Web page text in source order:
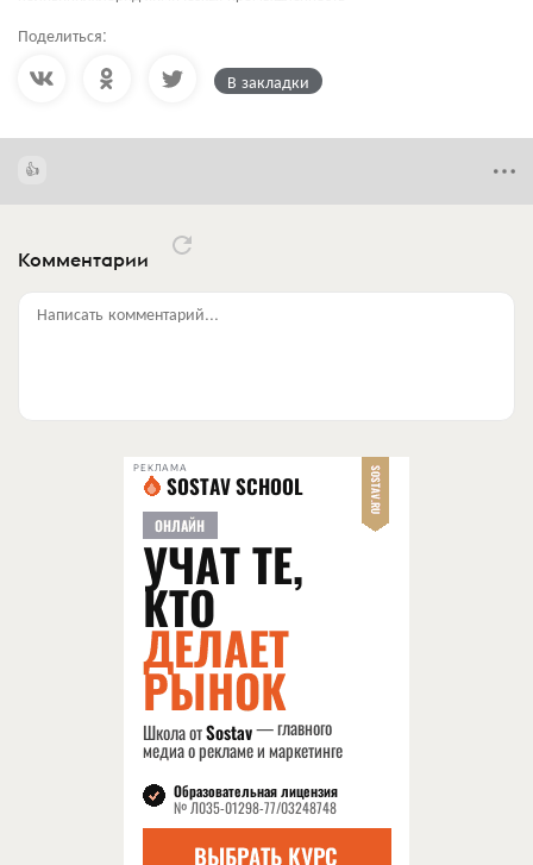
Поделиться:
В закладки
Комментарии
Написать комментарий...
РЕКЛАМА